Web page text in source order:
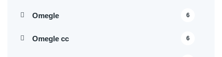
Omegle 6
Omegle cc 6